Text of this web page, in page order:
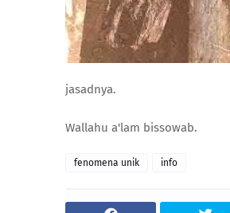
jasadnya.
Wallahu a'lam bissowab.
fenomena unik info